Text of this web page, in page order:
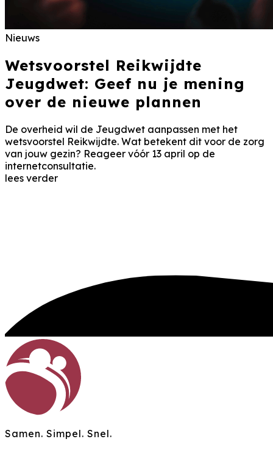
Nieuws
Wetsvoorstel Reikwijdte
Jeugdwet: Geef nu je mening
over de nieuwe plannen
De overheid wil de Jeugdwet aanpassen met het
wetsvoorstel Reikwijdte. Wat betekent dit voor de zorg
van jouw gezin? Reageer vóór 13 april op de
internetconsultatie.
lees verder
Samen. Simpel. Snel.